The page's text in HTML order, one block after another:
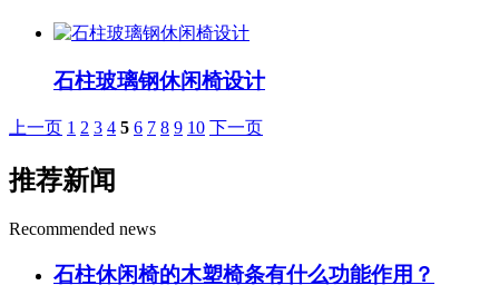
石柱玻璃钢休闲椅设计
上一页 1 2 3 4 5 6 7 8 9 10 下一页
推荐新闻
Recommended news
石柱休闲椅的木塑椅条有什么功能作用？